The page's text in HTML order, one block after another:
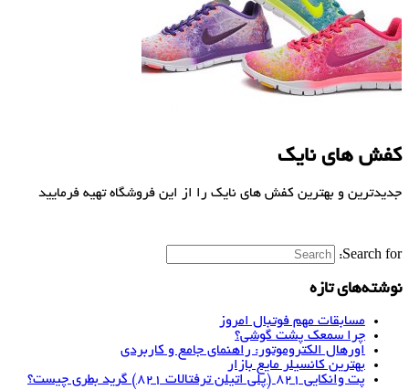
کفش های نایک
جدیدترین و بهترین کفش های نایک را از این فروشگاه تهیه فرمایید
Search for:
نوشته‌های تازه
مسابقات مهم فوتبال امروز
چرا سمعک پشت گوشی؟
اورهال الکتروموتور: راهنمای جامع و کاربردی
بهترین کانسیلر مایع بازار
پت وانکایی ۸۲۱ (پلی اتیلن ترفتالات ۸۲۱) گرید بطری چیست؟